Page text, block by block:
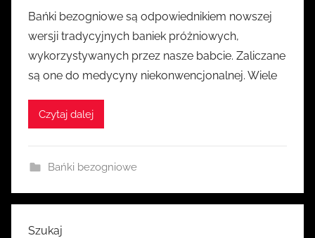
z
e
z
k
Bańki bezogniowe są odpowiednikiem nowszej
wersji tradycyjnych baniek próżniowych,
wykorzystywanych przez nasze babcie. Zaliczane
są one do medycyny niekonwencjonalnej. Wiele
Czytaj dalej
Bańki bezogniowe
Szukaj